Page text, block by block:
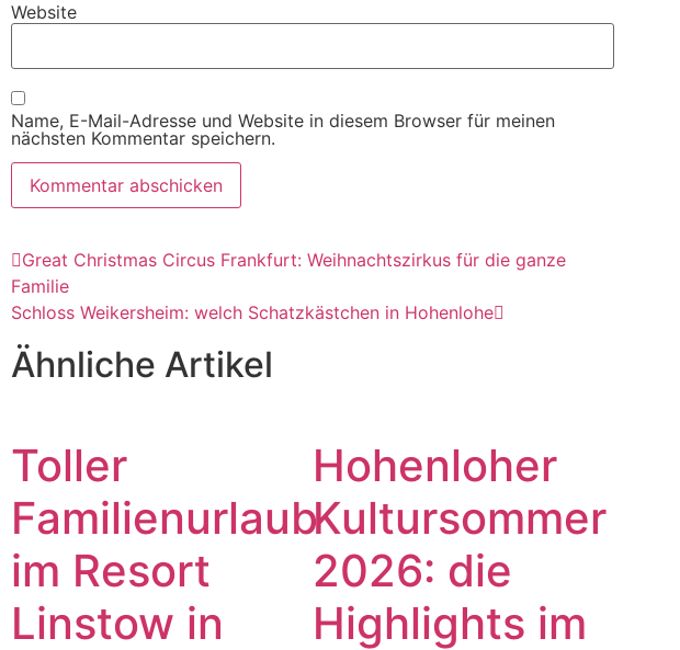
Website
Name, E-Mail-Adresse und Website in diesem Browser für meinen
nächsten Kommentar speichern.
Great Christmas Circus Frankfurt: Weihnachtszirkus für die ganze
Familie
Schloss Weikersheim: welch Schatzkästchen in Hohenlohe
Ähnliche Artikel
Toller
Familienurlaub
im Resort
Linstow in
Hohenloher
Kultursommer
2026: die
Highlights im